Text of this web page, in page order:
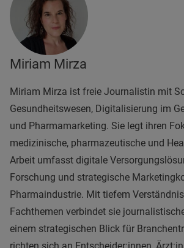
Miriam Mirza
Miriam Mirza ist freie Journalistin mit
Gesundheitswesen, Digitalisierung im
und Pharmamarketing. Sie legt ihren
medizinische, pharmazeutische und
Arbeit umfasst digitale
Forschung und strategische
Pharmaindustrie. Mit tiefem
Fachthemen verbindet sie
einem strategischen Blick für
richten sich an Entscheider:innen,